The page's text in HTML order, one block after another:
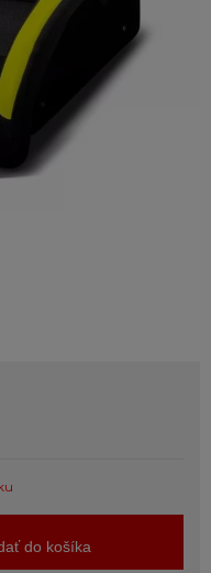
do košíka